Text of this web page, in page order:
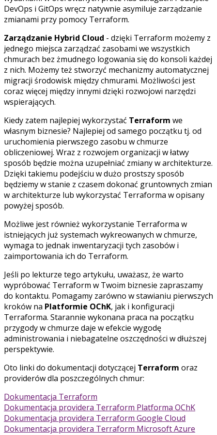
DevOps i GitOps wręcz natywnie asymiluje zarządzanie
zmianami przy pomocy Terraform.
Zarządzanie Hybrid Cloud - dzięki Terraform możemy z
jednego miejsca zarządzać zasobami we wszystkich
chmurach bez żmudnego logowania się do konsoli każdej
z nich. Możemy też stworzyć mechanizmy automatycznej
migracji środowisk między chmurami. Możliwości jest
coraz więcej między innymi dzięki rozwojowi narzędzi
wspierających.
Kiedy zatem najlepiej wykorzystać Terraform we
własnym biznesie? Najlepiej od samego początku tj. od
uruchomienia pierwszego zasobu w chmurze
obliczeniowej. Wraz z rozwojem organizacji w łatwy
sposób będzie można uzupełniać zmiany w architekturze.
Dzięki takiemu podejściu w dużo prostszy sposób
będziemy w stanie z czasem dokonać gruntownych zmian
w architekturze lub wykorzystać Terraforma w opisany
powyżej sposób.
Możliwe jest również wykorzystanie Terraforma w
istniejących już systemach wykreowanych w chmurze,
wymaga to jednak inwentaryzacji tych zasobów i
zaimportowania ich do Terraform.
Jeśli po lekturze tego artykułu, uważasz, że warto
wypróbować Terraform w Twoim biznesie zapraszamy
do kontaktu. Pomagamy zarówno w stawianiu pierwszych
kroków na Platformie OChK, jak i konfiguracji
Terraforma. Starannie wykonana praca na początku
przygody w chmurze daje w efekcie wygodę
administrowania i niebagatelne oszczędności w dłuższej
perspektywie.
Oto linki do dokumentacji dotyczącej Terraform oraz
providerów dla poszczególnych chmur:
Dokumentacja Terraform
Dokumentacja providera Terraform Platforma OChK
Dokumentacja providera Terraform Google Cloud
Dokumentacja providera Terraform Microsoft Azure